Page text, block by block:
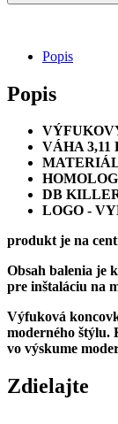
EVO
Popis
Popis
VÁHA 3,11
DB
LOGO -
produkt je na
Obsah balenia je
pre inštaláciu na
Výfuková
moderného štýlu.
vo výskume
Zdielajte